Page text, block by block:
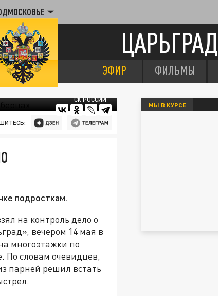
ЦАРЬГРАД
ЭФИР ФИЛЬМЫ
СК РОССИИ
подросткам.
на контроль дело о
вечером 14 мая в
многоэтажки по
По словам очевидцев,
парней решил встать
МЫ В КУРСЕ